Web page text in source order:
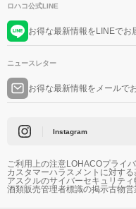
ロハコ公式LINE
お得な最新情報をLINEでお
ニュースレター
お得な最新情報をメールで
Instagram
ご利用上の注意LOHACOプライ
カスタマーハラスメントに対す
アスクルのサイバーセキュリティ
酒類販売管理者標識の掲示古物営